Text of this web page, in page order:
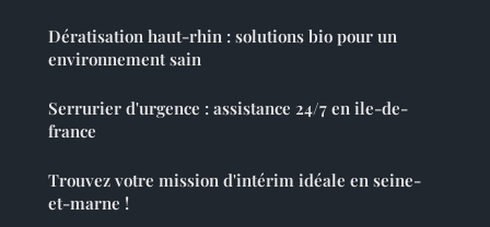
Dératisation haut-rhin : solutions bio pour un
environnement sain
Serrurier d'urgence : assistance 24/7 en ile-de-
france
Trouvez votre mission d'intérim idéale en seine-
et-marne !